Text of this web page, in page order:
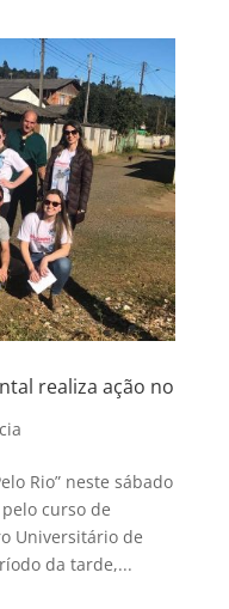
realiza ação no
Rio” neste sábado
curso de
Universitário de
da tarde,...